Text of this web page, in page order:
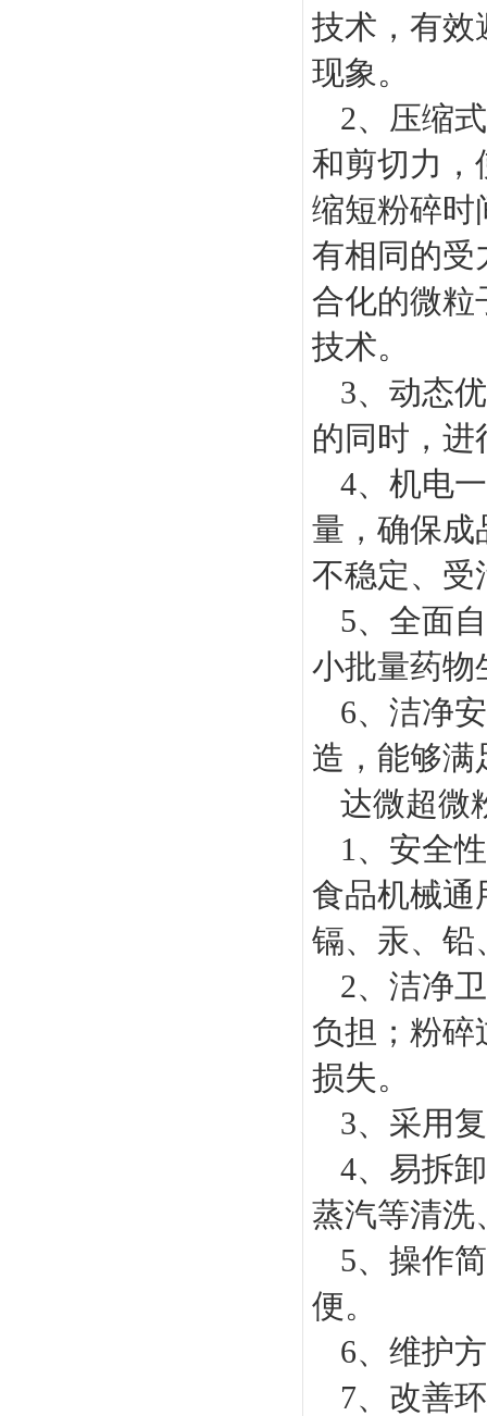
技术，有效
现象。
2、压缩
和剪切力，
缩短粉碎时
有相同的受
合化的微粒
技术。
3、动态
的同时，进
4、机电
量，确保成
不稳定、受
5、全面
小批量药物
6、洁净
造，能够满
达微超微
1、安全
食品机械通
镉、汞、铅
2、洁净
负担；粉碎
损失。
3、采用
4、易拆
蒸汽等清洗
5、操作
便。
6、维护
7、改善